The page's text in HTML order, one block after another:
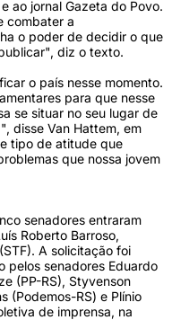
ao jornal Gazeta do Povo.
combater a
o poder de decidir o que
diz o texto.
o país nesse momento.
para que nesse
se situar no seu lugar de
disse Van Hattem, em
tipo de atitude que
que nossa jovem
senadores entraram
Roberto Barroso,
A solicitação foi
pelos senadores Eduardo
(PP-RS), Styvenson
(Podemos-RS) e Plínio
de imprensa, na